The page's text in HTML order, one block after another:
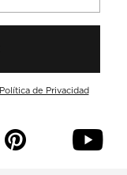
Política de Privacidad
p y